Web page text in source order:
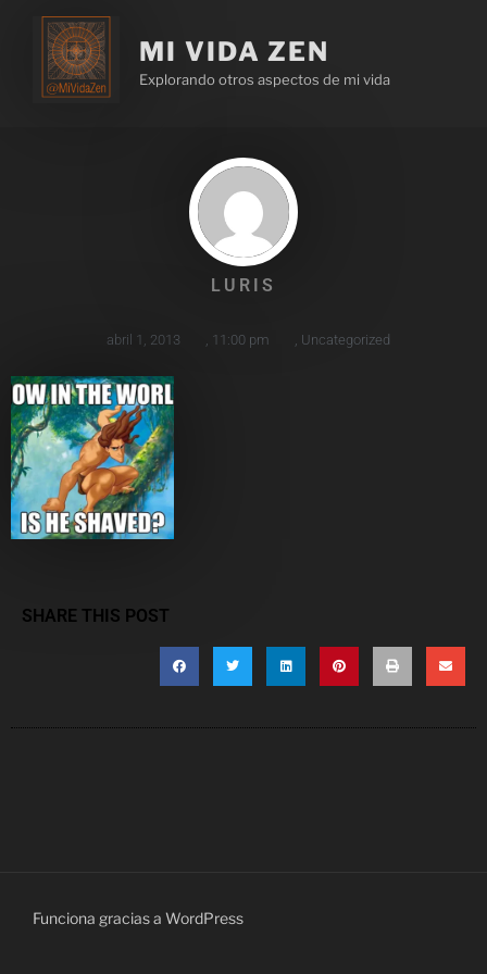
MI VIDA ZEN
Explorando otros aspectos de mi vida
LURIS
abril 1, 2013 11:00 pm Uncategorized
SHARE THIS POST
Funciona gracias a WordPress